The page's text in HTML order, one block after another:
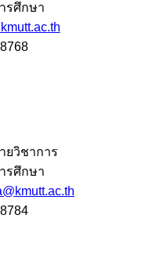
รศึกษา
ยวิชาการ
รศึกษา